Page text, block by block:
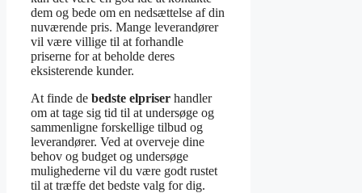
dem og bede om en nedsættelse af din
nuværende pris. Mange leverandører
vil være villige til at forhandle
priserne for at beholde deres
eksisterende kunder.
At finde de bedste elpriser handler
om at tage sig tid til at undersøge og
sammenligne forskellige tilbud og
leverandører. Ved at overveje dine
behov og budget og undersøge
mulighederne vil du være godt rustet
til at træffe det bedste valg for dig.